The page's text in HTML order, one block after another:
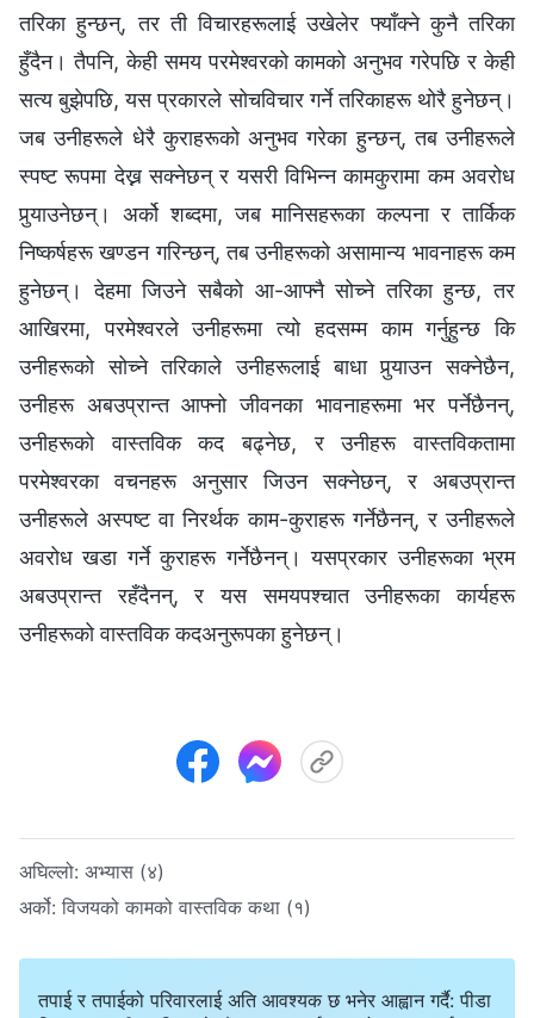
तरिका हुन्छन्, तर ती विचारहरूलाई उखेलेर फ्याँक्ने कुनै तरिका
हुँदैन। तैपनि, केही समय परमेश्‍वरको कामको अनुभव गरेपछि र केही
सत्य बुझेपछि, यस प्रकारले सोचविचार गर्ने तरिकाहरू थोरै हुनेछन्।
जब उनीहरूले धेरै कुराहरूको अनुभव गरेका हुन्छन्, तब उनीहरूले
स्पष्ट रूपमा देख्न सक्नेछन् र यसरी विभिन्न कामकुरामा कम अवरोध
पुर्‍याउनेछन्। अर्को शब्दमा, जब मानिसहरूका कल्पना र तार्किक
निष्कर्षहरू खण्डन गरिन्छन्, तब उनीहरूको असामान्य भावनाहरू कम
हुनेछन्। देहमा जिउने सबैको आ-आफ्नै सोच्ने तरिका हुन्छ, तर
आखिरमा, परमेश्‍वरले उनीहरूमा त्यो हदसम्म काम गर्नुहुन्छ कि
उनीहरूको सोच्ने तरिकाले उनीहरूलाई बाधा पुर्‍याउन सक्नेछैन,
उनीहरू अबउप्रान्त आफ्नो जीवनका भावनाहरूमा भर पर्नेछैनन्,
उनीहरूको वास्तविक कद बढ्नेछ, र उनीहरू वास्तविकतामा
परमेश्‍वरका वचनहरू अनुसार जिउन सक्नेछन्, र अबउप्रान्त
उनीहरूले अस्पष्ट वा निरर्थक काम-कुराहरू गर्नेछैनन्, र उनीहरूले
अवरोध खडा गर्ने कुराहरू गर्नेछैनन्। यसप्रकार उनीहरूका भ्रम
अबउप्रान्त रहँदैनन्, र यस समयपश्चात उनीहरूका कार्यहरू
उनीहरूको वास्तविक कदअनुरूपका हुनेछन्।
अघिल्लो: अभ्यास (४)
अर्को: विजयको कामको वास्तविक कथा (१)
तपाई र तपाईको परिवारलाई अति आवश्यक छ भनेर आह्वान गर्दै: पीडा